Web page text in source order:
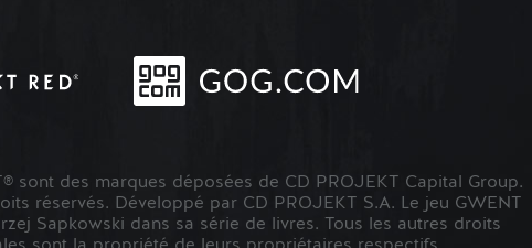
sont des marques déposées de CD PROJEKT Capital Group.
réservés. Développé par CD PROJEKT S.A. Le jeu GWENT
Sapkowski dans sa série de livres. Tous les autres droits